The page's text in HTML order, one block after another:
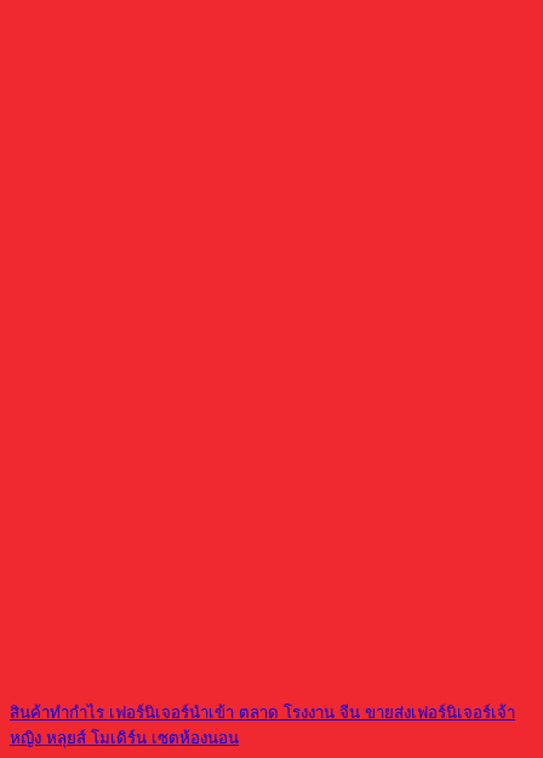
สินค้าทำกำไร เฟอร์นิเจอร์นำเข้า ตลาด โรงงาน จีน ขายส่งเฟอร์นิเจอร์เจ้า
หญิง หลุยส์ โมเดิร์น เซตห้องนอน